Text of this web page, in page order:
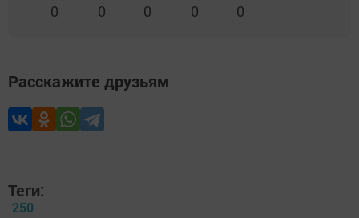
0 0 0 0 0
Расскажите друзьям
Теги:
250